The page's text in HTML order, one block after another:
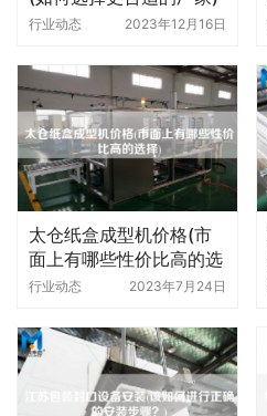
行业动态 2023年12月16日
太仓纸盒成型机价格(市
面上有哪些性价比高的选
择)
行业动态 2023年7月24日